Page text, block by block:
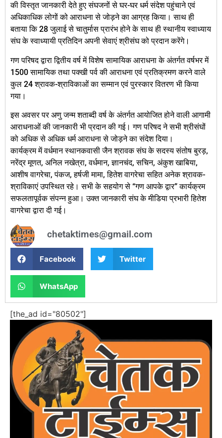
की विस्तृत जानकारी देते हुए संघजनों से घर-घर धर्म संदेश पहुंचाने एवं
अधिकाधिक लोगों को आराधना से जोड़ने का आग्रह किया। साथ ही
बताया कि 28 जुलाई से चातुर्मास प्रारंभ होने के साथ ही स्थानीय स्वाध्याय
संघ के स्वाध्यायी प्रतिदिन अपनी सेवाएं श्रीसंघ को प्रदान करेंगे।
गण परिषद द्वारा द्वितीय वर्ष में विशेष सामायिक आराधना के अंतर्गत वर्षभर में
1500 सामायिक तथा पक्खी पर्व की आराधना एवं प्रतिक्रमण करने वाले
कुल 24 श्रावक-श्राविकाओं का सम्मान एवं पुरस्कार वितरण भी किया
गया।
इस अवसर पर अणु जन्म शताब्दी वर्ष के अंतर्गत आयोजित होने वाली आगामी
आराधनाओं की जानकारी भी प्रदान की गई। गण परिषद ने सभी श्रीसंघों
को अधिक से अधिक धर्म आराधना से जोड़ने का संदेश दिया।
कार्यक्रम में वर्धमान स्थानकवासी जैन श्रावक संघ के सदस्य संतोष बुरड़,
नरेंद्र मूणत, अनिल नखेत्रा, वर्धमान, ज्ञानचंद, सचिन, अंकुश खाबिया,
आशीष वागरेचा, पंकज, हर्षजी मामा, हितेश वागरेचा सहित अनेक श्रावक-
श्राविकाएं उपस्थित रहे। सभी के सहयोग से “गण आपके द्वार” कार्यक्रम
सफलतापूर्वक संपन्न हुआ। उक्त जानकारी संघ के मीडिया प्रभारी हितेश
वागरेचा द्वारा दी गई।
chetaktimes@gmail.com
Facebook Twitter
WhatsApp
[the_ad id="80502"]